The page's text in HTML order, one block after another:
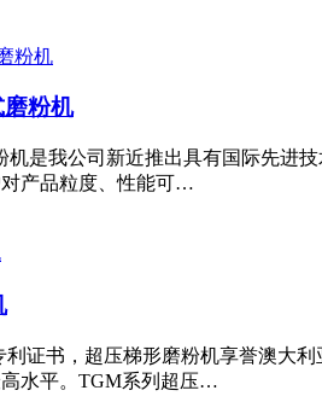
粉机
机是我公司新近推出具有国际先进
产品粒度、性能可…
利证书，超压梯形磨粉机享誉澳大
水平。TGM系列超压…